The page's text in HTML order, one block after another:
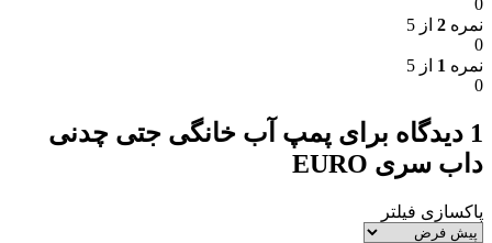
0
نمره 2 از 5
0
نمره 1 از 5
0
1 دیدگاه برای
پمپ آب خانگی جتی چدنی
داب سری EURO
پاکسازی فیلتر